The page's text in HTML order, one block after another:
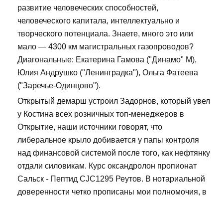
развитие человеческих способностей,
человеческого капитала, интеллектуально и
творческого потенциала. Знаете, много это или
мало — 4300 км магистральных газопроводов?
Диагональные: Екатерина Гамова ("Динамо" М),
Юлия Андрушко ("Ленинградка"), Ольга Фатеева
("Заречье-Одинцово").
Открытый демарш устроил Задорнов, который увел
у Костина всех розничных топ-менеджеров в
Открытие, наши источники говорят, что
либеральное крыло добивается у папы контроля
над финансовой системой после того, как нефтянку
отдали силовикам. Курс оксандролон пропионат
Сальск - Пептид CJC1295 Реутов. В нотариальной
доверенности четко прописаны мои полномочия, в